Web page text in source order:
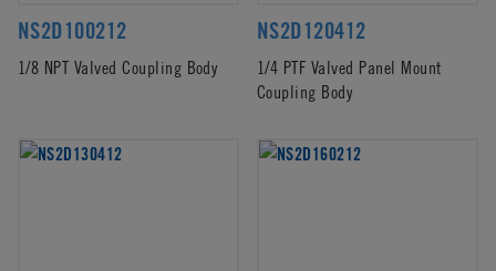
NS2D100212
1/8 NPT Valved Coupling Body
NS2D120412
1/4 PTF Valved Panel Mount
Coupling Body